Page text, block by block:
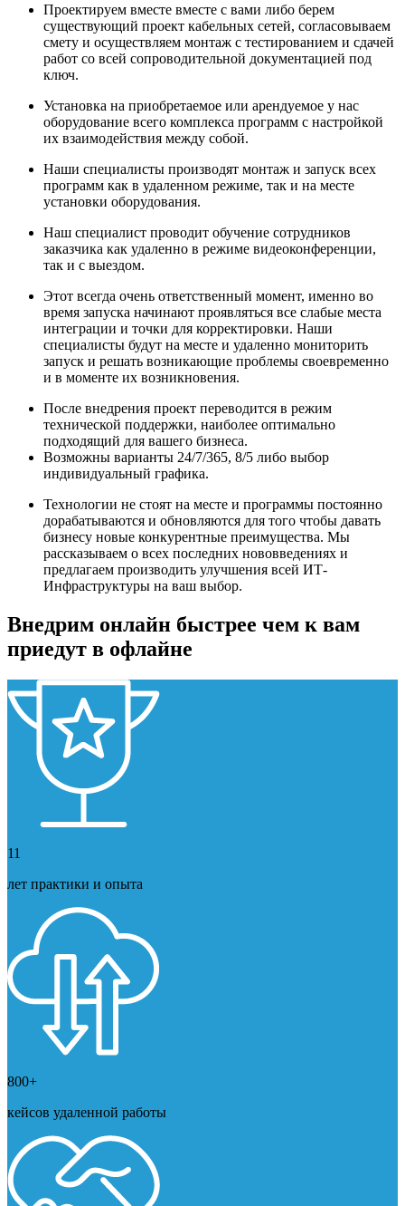
Проектируем вместе вместе с вами либо берем
существующий проект кабельных сетей, согласовываем
смету и осуществляем монтаж с тестированием и сдачей
работ со всей сопроводительной документацией под
ключ.
Установка на приобретаемое или арендуемое у нас
оборудование всего комплекса программ с настройкой
их взаимодействия между собой.
Наши специалисты производят монтаж и запуск всех
программ как в удаленном режиме, так и на месте
установки оборудования.
Наш специалист проводит обучение сотрудников
заказчика как удаленно в режиме видеоконференции,
так и с выездом.
Этот всегда очень ответственный момент, именно во
время запуска начинают проявляться все слабые места
интеграции и точки для корректировки. Наши
специалисты будут на месте и удаленно мониторить
запуск и решать возникающие проблемы своевременно
и в моменте их возникновения.
После внедрения проект переводится в режим
технической поддержки, наиболее оптимально
подходящий для вашего бизнеса.
Возможны варианты 24/7/365, 8/5 либо выбор
индивидуальный графика.
Технологии не стоят на месте и программы постоянно
дорабатываются и обновляются для того чтобы давать
бизнесу новые конкурентные преимущества. Мы
рассказываем о всех последних нововведениях и
предлагаем производить улучшения всей ИТ-
Инфраструктуры на ваш выбор.
Внедрим онлайн быстрее чем к вам
приедут в офлайне
11
лет практики и опыта
800+
кейсов удаленной работы